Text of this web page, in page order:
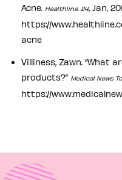
Acne. Healthline. 24, Jan,
https://
acne
Villiness, Zawn. “What
products?” Medical News
https://